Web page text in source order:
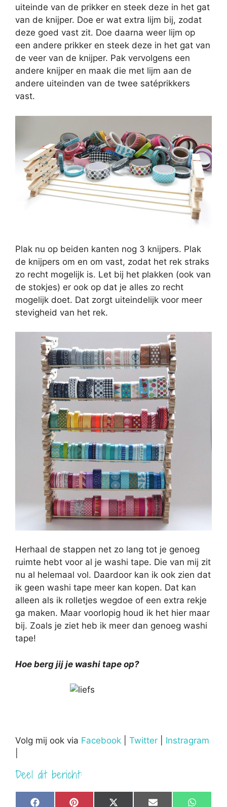
uiteinde van de prikker en steek deze in het gat
van de knijper. Doe er wat extra lijm bij, zodat
deze goed vast zit. Doe daarna weer lijm op
een andere prikker en steek deze in het gat van
de veer van de knijper. Pak vervolgens een
andere knijper en maak die met lijm aan de
andere uiteinden van de twee satéprikkers
vast.
Plak nu op beiden kanten nog 3 knijpers. Plak
de knijpers om en om vast, zodat het rek straks
zo recht mogelijk is. Let bij het plakken (ook van
de stokjes) er ook op dat je alles zo recht
mogelijk doet. Dat zorgt uiteindelijk voor meer
stevigheid van het rek.
Herhaal de stappen net zo lang tot je genoeg
ruimte hebt voor al je washi tape. Die van mij zit
nu al helemaal vol. Daardoor kan ik ook zien dat
ik geen washi tape meer kan kopen. Dat kan
alleen als ik rolletjes wegdoe of een extra rekje
ga maken. Maar voorlopig houd ik het hier maar
bij. Zoals je ziet heb ik meer dan genoeg washi
tape!
Hoe berg jij je washi tape op?
Volg mij ook via Facebook Twitter
Instragram
Deel dit bericht: